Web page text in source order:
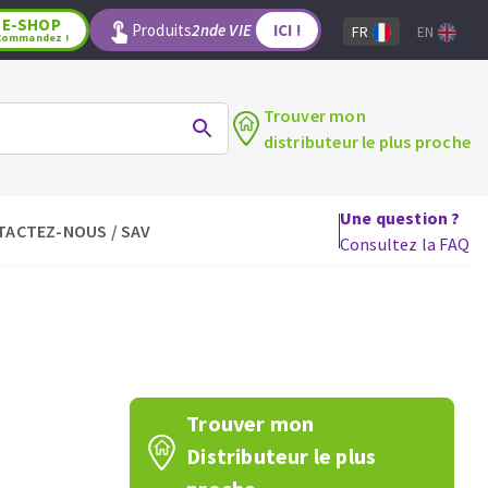
OUTILS POUR LE BOIS
Fraises carbure
Fers et plaquettes
Lames de scie à ruban
E-SHOP
! Produits2nde VIE ICI ! FR EN
Trouver mon
distributeur le plus proche
NOUS / SAV
Une question ?
Consultez la FAQ
Trouver mon
Distributeur le plus